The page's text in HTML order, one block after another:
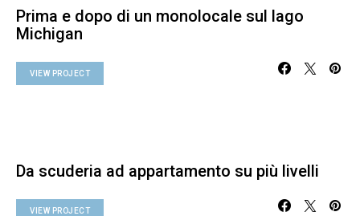
Prima e dopo di un monolocale sul lago
Michigan
VIEW PROJECT
Da scuderia ad appartamento su più livelli
VIEW PROJECT